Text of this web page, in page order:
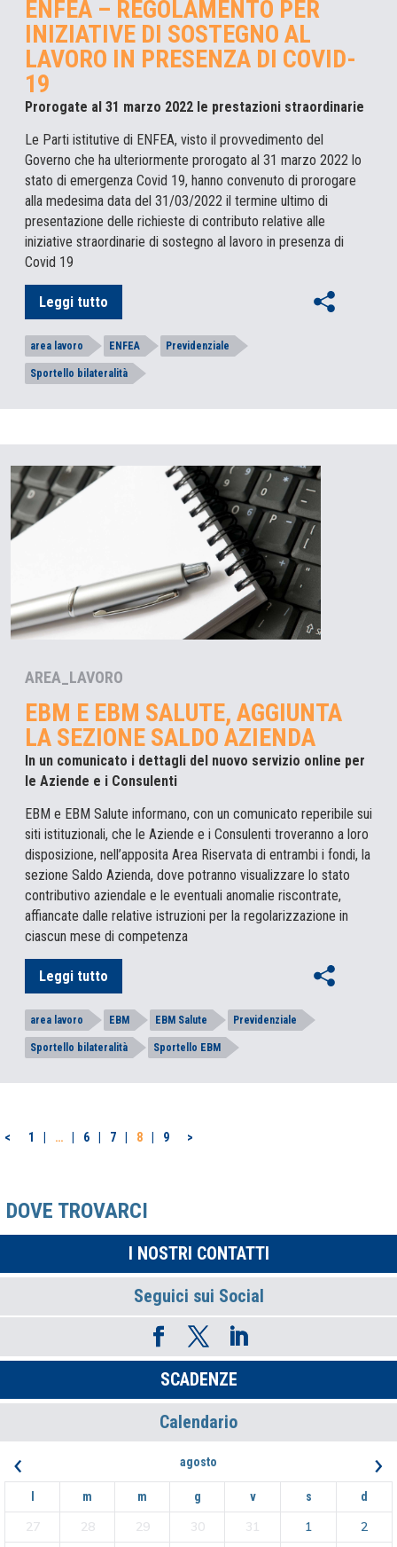
ENFEA – REGOLAMENTO PER
INIZIATIVE DI SOSTEGNO AL
LAVORO IN PRESENZA DI COVID-
19
Prorogate al 31 marzo 2022 le prestazioni straordinarie
Le Parti istitutive di ENFEA, visto il provvedimento del
Governo che ha ulteriormente prorogato al 31 marzo 2022 lo
stato di emergenza Covid 19, hanno convenuto di prorogare
alla medesima data del 31/03/2022 il termine ultimo di
presentazione delle richieste di contributo relative alle
iniziative straordinarie di sostegno al lavoro in presenza di
Covid 19
Leggi tutto
area lavoro ENFEA Previdenziale
Sportello bilateralità
AREA_LAVORO
EBM E EBM SALUTE, AGGIUNTA
LA SEZIONE SALDO AZIENDA
In un comunicato i dettagli del nuovo servizio online per
le Aziende e i Consulenti
EBM e EBM Salute informano, con un comunicato reperibile sui
siti istituzionali, che le Aziende e i Consulenti troveranno a loro
disposizione, nell’apposita Area Riservata di entrambi i fondi, la
sezione Saldo Azienda, dove potranno visualizzare lo stato
contributivo aziendale e le eventuali anomalie riscontrate,
affiancate dalle relative istruzioni per la regolarizzazione in
ciascun mese di competenza
Leggi tutto
area lavoro EBM EBM Salute Previdenziale
Sportello bilateralità Sportello EBM
PAGINAZIONE
ARTICOLI
< 1 … 6 7 8 9 >
DOVE TROVARCI
I NOSTRI CONTATTI
Seguici sui Social
SCADENZE
Calendario
‹ agosto ›
m m g v s d
27 28 29 30 31 1
2